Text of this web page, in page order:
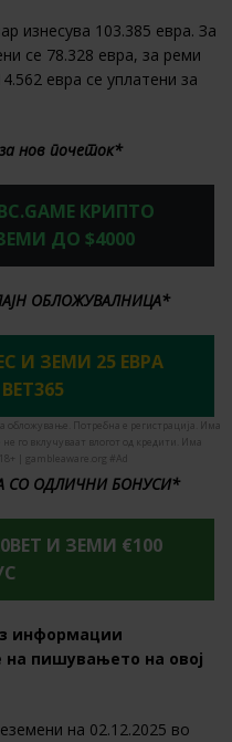
изнесува 103.385 евра. За
се 78.328 евра, за реми
евра се уплатени за
нов почеток*
КРИПТО
ДО $4000
ОБЛОЖУВАЛНИЦА*
И ЗЕМИ 25 ЕВРА
обложување. Потребна е регистрација. Има
го вклучуваат влогот од кредити. Има
| gambleaware.org #Ad
СО ОДЛИЧНИ БОНУСИ*
И ЗЕМИ €100
информации
на пишувањето на овој
на 02.12.2025 во